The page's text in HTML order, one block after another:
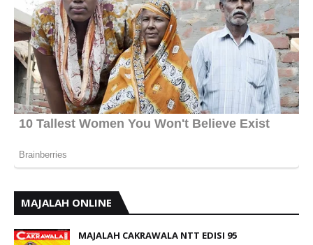
MAJALAH ONLINE
MAJALAH CAKRAWALA NTT EDISI 95